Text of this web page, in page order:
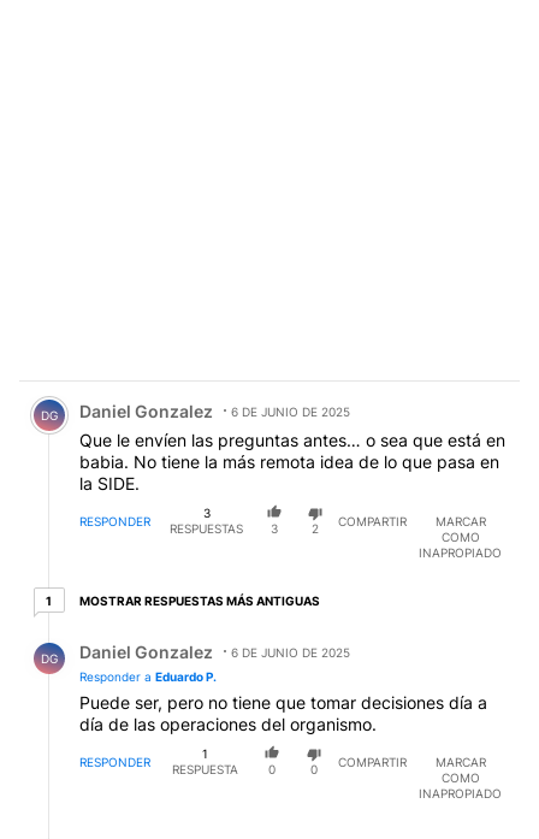
Comentario de Daniel Gonzalez.
DG Daniel Gonzalez 6 DE JUNIO DE 2025
Que le envíen las preguntas antes… o sea que está en
babia. No tiene la más remota idea de lo que pasa en
la SIDE.
RESPONDER
3
RESPUESTAS
3 2
COMPARTIR
MARCAR
COMO
INAPROPIADO
11 respuesta más antiguas
MOSTRAR RESPUESTAS MÁS ANTIGUAS
DG Daniel Gonzalez
6 DE JUNIO DE 2025
Responder a Eduardo P.
Puede ser, pero no tiene que tomar decisiones día a
día de las operaciones del organismo.
RESPONDER
1
RESPUESTA
0 0
COMPARTIR
MARCAR
COMO
INAPROPIADO